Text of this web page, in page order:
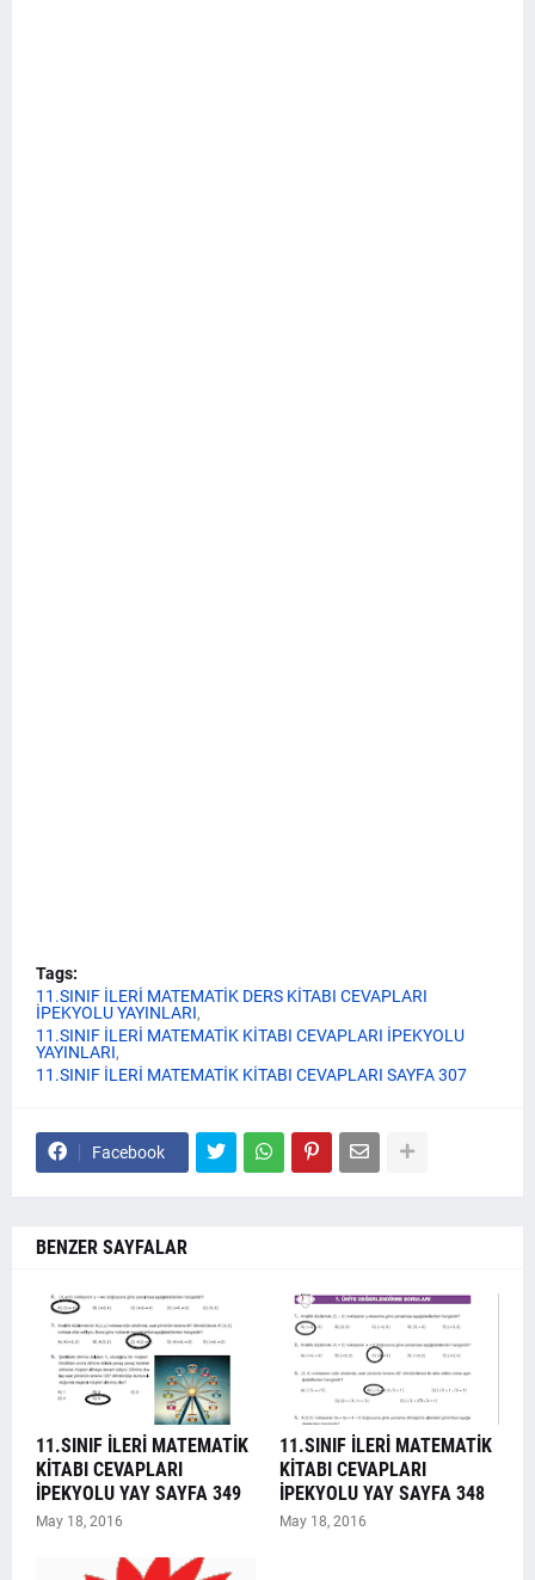
Tags:
11.SINIF İLERİ MATEMATİK DERS KİTABI CEVAPLARI
İPEKYOLU YAYINLARI
11.SINIF İLERİ MATEMATİK KİTABI CEVAPLARI İPEKYOLU
YAYINLARI
11.SINIF İLERİ MATEMATİK KİTABI CEVAPLARI SAYFA 307
Facebook
BENZER SAYFALAR
11.SINIF İLERİ MATEMATİK
KİTABI CEVAPLARI
İPEKYOLU YAY SAYFA 349
May 18, 2016
11.SINIF İLERİ MATEMATİK
KİTABI CEVAPLARI
İPEKYOLU YAY SAYFA 348
May 18, 2016